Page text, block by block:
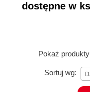
dostępne w
Pokaż
Sortuj wg: